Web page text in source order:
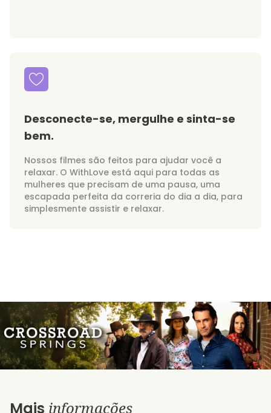
Desconecte-se, mergulhe e sinta-se
bem.
Nossos filmes são feitos para ajudar você a
relaxar. O WithLove está aqui para todas as
mulheres que precisam de uma pausa, uma
escapada perfeita da correria do dia a dia, para
simplesmente assistir e relaxar.
Mais informações